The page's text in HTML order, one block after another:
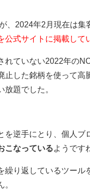
、2024年2月現在は集
公式サイトに掲載して
れていない2022年の
止した銘柄を使って高
放題でした。
を逆手にとり、個人ブ
こなっている ようです
繰り返しているツール
。